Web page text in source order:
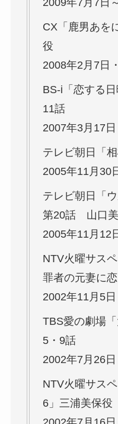
2009年7月7日～
CX「鹿男あを
役
2008年2月7日
BS-i「恋する
11話
2007年3月17日
テレビ朝日「
2005年11月30
テレビ朝日「
第20話 山口
2005年11月12
NTV火曜サス
罪者の元妻に
2002年11月5日
TBS愛の劇場
5・9話
2002年7月26
NTV火曜サス
6」三浦美保役